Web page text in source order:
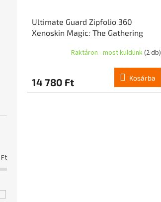
Ft
Ultimate Guard Zipfolio 360
Xenoskin Magic: The Gathering
Raktáron - most küldünk(2 db)
14 780 Ft Kosárba